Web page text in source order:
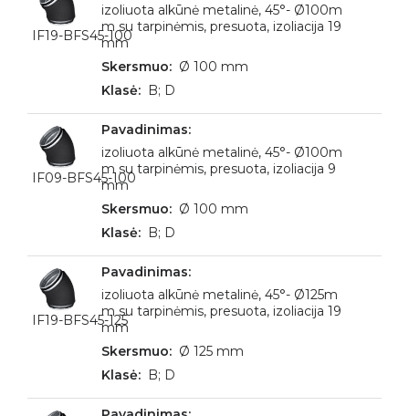
IF19-BFS45-100
izoliuota alkūnė metalinė, 45°- Ø100m
m su tarpinėmis, presuota, izoliacija 19
mm
Ø 100 mm
B; D
IF09-BFS45-100
izoliuota alkūnė metalinė, 45°- Ø100m
m su tarpinėmis, presuota, izoliacija 9
mm
Ø 100 mm
B; D
IF19-BFS45-125
izoliuota alkūnė metalinė, 45°- Ø125m
m su tarpinėmis, presuota, izoliacija 19
mm
Ø 125 mm
B; D